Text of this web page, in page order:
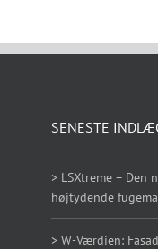
SENESTE
> LSXtreme – Den
højtydende
> W-Værdien: